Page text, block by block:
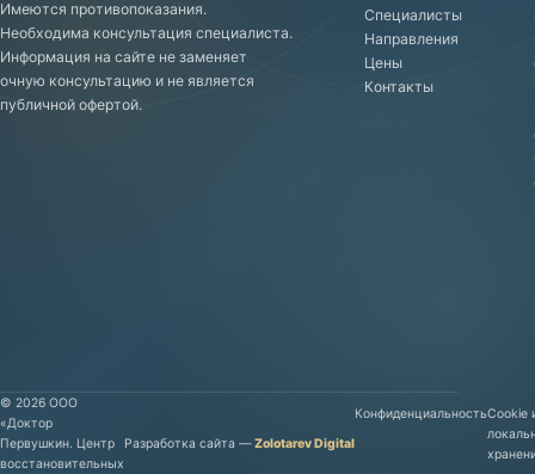
Имеются противопоказания.
Необходима консультация специалиста.
Информация на сайте не заменяет
очную консультацию и не является
публичной офертой.
Специалисты
Направления
Цены
Контакты
© 2026 ООО
«Доктор
Первушкин. Центр
восстановительных
Разработка сайта —Zolotarev Digital
КонфиденциальностьCookie